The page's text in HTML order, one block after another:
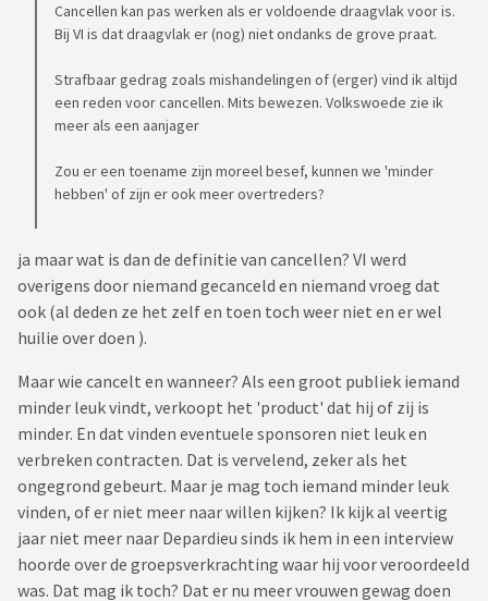
Cancellen kan pas werken als er voldoende draagvlak voor is.
Bij VI is dat draagvlak er (nog) niet ondanks de grove praat.
Strafbaar gedrag zoals mishandelingen of (erger) vind ik altijd
een reden voor cancellen. Mits bewezen. Volkswoede zie ik
meer als een aanjager
Zou er een toename zijn moreel besef, kunnen we 'minder
hebben' of zijn er ook meer overtreders?
ja maar wat is dan de definitie van cancellen? VI werd
overigens door niemand gecanceld en niemand vroeg dat
ook (al deden ze het zelf en toen toch weer niet en er wel
huilie over doen ).
Maar wie cancelt en wanneer? Als een groot publiek iemand
minder leuk vindt, verkoopt het 'product' dat hij of zij is
minder. En dat vinden eventuele sponsoren niet leuk en
verbreken contracten. Dat is vervelend, zeker als het
ongegrond gebeurt. Maar je mag toch iemand minder leuk
vinden, of er niet meer naar willen kijken? Ik kijk al veertig
jaar niet meer naar Depardieu sinds ik hem in een interview
hoorde over de groepsverkrachting waar hij voor veroordeeld
was. Dat mag ik toch? Dat er nu meer vrouwen gewag doen